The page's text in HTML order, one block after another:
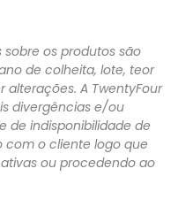
sobre os produtos são
de colheita, lote, teor
A TwentyFour
divergências e/ou
de indisponibilidade de
o cliente logo que
ou procedendo ao